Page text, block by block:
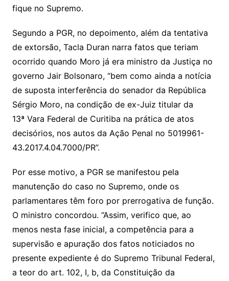
fique no Supremo.
Segundo a PGR, no depoimento, além da tentativa
de extorsão, Tacla Duran narra fatos que teriam
ocorrido quando Moro já era ministro da Justiça no
governo Jair Bolsonaro, “bem como ainda a notícia
de suposta interferência do senador da República
Sérgio Moro, na condição de ex-Juiz titular da
13ª Vara Federal de Curitiba na prática de atos
decisórios, nos autos da Ação Penal no 5019961-
43.2017.4.04.7000/PR”.
Por esse motivo, a PGR se manifestou pela
manutenção do caso no Supremo, onde os
parlamentares têm foro por prerrogativa de função.
O ministro concordou. “Assim, verifico que, ao
menos nesta fase inicial, a competência para a
supervisão e apuração dos fatos noticiados no
presente expediente é do Supremo Tribunal Federal,
a teor do art. 102, I, b, da Constituição da